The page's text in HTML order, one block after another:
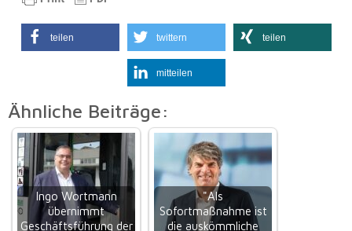
teilen twittern teilen
mitteilen
Ähnliche Beiträge:
Ingo Wortmann
übernimmt
Geschäftsführung der
"Als
Sofortmaßnahme ist
die auskömmliche